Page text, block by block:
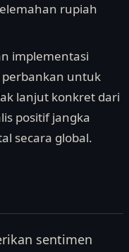
rupiah
implementasi
untuk
lanjut konkret dari
positif jangka
secara global.
sentimen